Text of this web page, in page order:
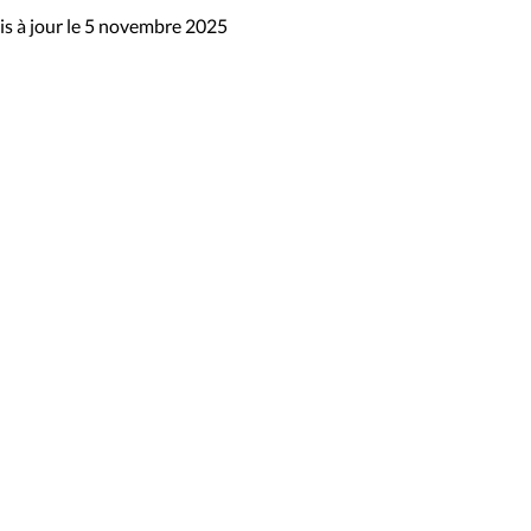
à jour le 5 novembre 2025